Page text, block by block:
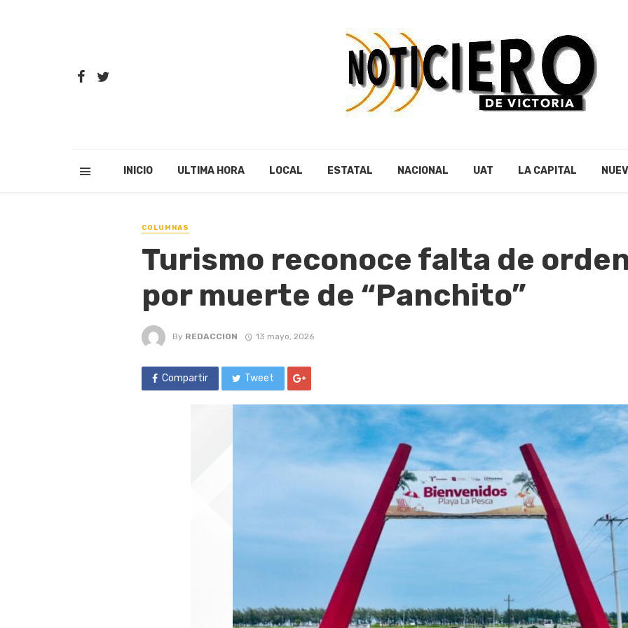
INICIO ULTIMA HORA LOCAL ESTATAL NACIONAL UAT LA CAPITAL
COLUMNAS
Turismo reconoce falta de
por muerte de “Panchito”
By REDACCION 13 mayo, 2026
Compartir Tweet